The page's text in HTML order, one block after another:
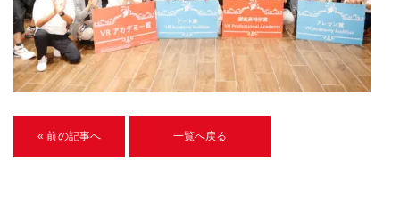
入学案内
受講生紹介
イベント
ブログ
« 前の記事へ 一覧へ戻る